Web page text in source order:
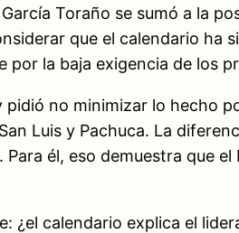
Toraño se sumó a la
que el calendario ha
por la baja exigencia de los
no minimizar lo hecho
Luis y Pachuca. La
él, eso demuestra que
¿el calendario explica el